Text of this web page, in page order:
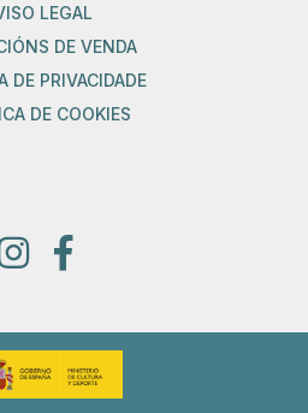
LEGAL
DE VENDA
DE PRIVACIDADE
DE COOKIES